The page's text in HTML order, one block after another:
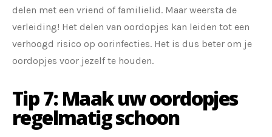
delen met een vriend of familielid. Maar weersta de
verleiding! Het delen van oordopjes kan leiden tot een
verhoogd risico op oorinfecties. Het is dus beter om je
oordopjes voor jezelf te houden.
Tip 7: Maak uw oordopjes
regelmatig schoon